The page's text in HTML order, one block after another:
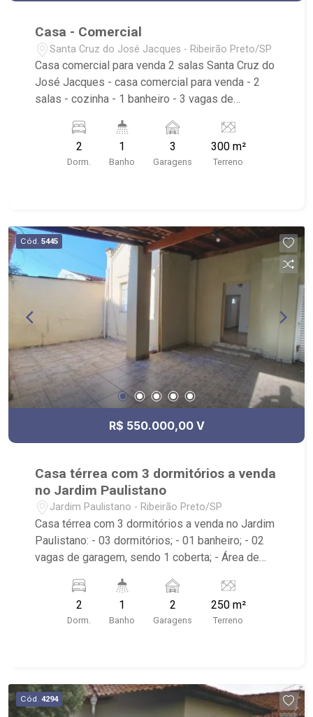
Casa - Comercial
Santa Cruz do José Jacques - Ribeirão Preto/SP
Casa comercial para venda 2 salas Santa Cruz do
José Jacques - casa comercial para venda - 2
salas - cozinha - 1 banheiro - 3 vagas de
2
Dorm.
1
Banho
3
Garagens
300 m²
Terreno
Cód. 5445
R$ 550.000,00 V
Casa térrea com 3 dormitórios a venda
no Jardim Paulistano
Jardim Paulistano - Ribeirão Preto/SP
Casa térrea com 3 dormitórios a venda no Jardim
Paulistano: - 03 dormitórios; - 01 banheiro; - 02
vagas de garagem, sendo 1 coberta; - Área de
dormitório; - Sala; - 01 banheiro; - Área de
Serviço; - Quintal; - 73m²; - Próximo à Mercearia
Victoria e Praça Jardim Paulistano.
2
Dorm.
1
Banho
2
Garagens
250 m²
Terreno
Cód. 4294